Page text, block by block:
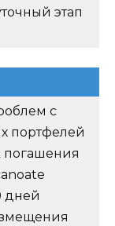
этап
с
портфелей
дней